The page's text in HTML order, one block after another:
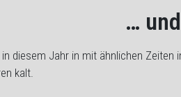
…
diesem Jahr in mit ähnlichen Zeiten
kalt.